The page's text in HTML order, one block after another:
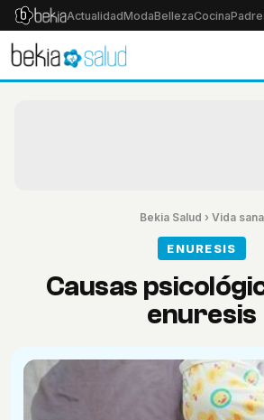
ActualidadModaBellezaCocina
Bekia Salud › Vida sana
ENURESIS
Causas
enuresis